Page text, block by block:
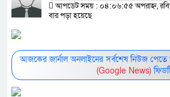
আপডেট সময় : ০৪:০৬:৫৫ অপরাহ্ন,
বার পড়া হয়েছে
আজকের জার্নাল অনলাইনের সর্বশেষ নিউজ
(Google News)